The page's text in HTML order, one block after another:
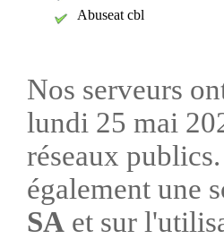
Abuseat cbl
Nos serveurs
lundi 25 mai
réseaux
également une
SA et sur